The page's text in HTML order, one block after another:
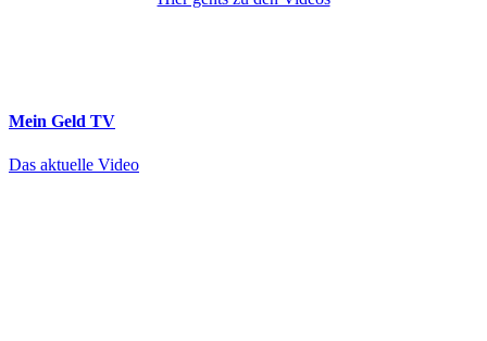
Mein Geld TV
Das aktuelle Video